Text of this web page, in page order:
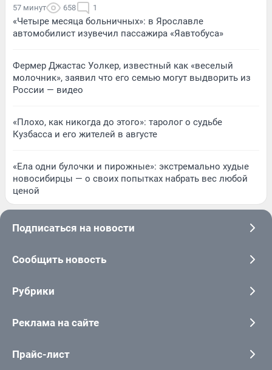
57 минут 658 1
«Четыре месяца больничных»: в Ярославле
автомобилист изувечил пассажира «Яавтобуса»
Фермер Джастас Уолкер, известный как «веселый
молочник», заявил что его семью могут выдворить из
России — видео
«Плохо, как никогда до этого»: таролог о судьбе
Кузбасса и его жителей в августе
«Ела одни булочки и пирожные»: экстремально худые
новосибирцы — о своих попытках набрать вес любой
ценой
Подписаться на новости
Сообщить новость
Рубрики
Реклама на сайте
Прайс-лист